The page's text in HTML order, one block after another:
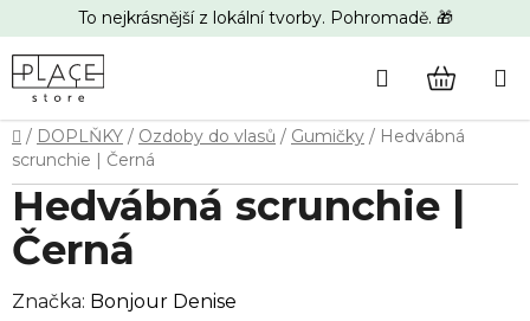
na
obsah
To nejkrásnější z lokální tvorby. Pohromadě. 🎁
Hledat
KOŠÍK
Domů
/ DOPLŇKY / Ozdoby do vlasů / Gumičky / Hedvábná
scrunchie | Černá
Hedvábná scrunchie |
Černá
Značka: Bonjour Denise